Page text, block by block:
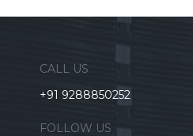
CALL US
+91 9288850252
FOLLOW US